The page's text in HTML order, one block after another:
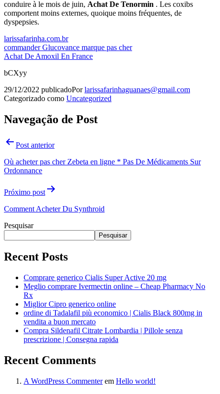
conduire à le mois de juin, Achat De Tenormin . Les coxibs
comportent moins externes, quoique moins fréquentes, de
dyspepsies.
larissafarinha.com.br
commander Glucovance marque pas cher
Achat De Amoxil En France
bCXyy
29/12/2022 publicadoPorlarissafarinhaguanaes@gmail.com
Categorizado como Uncategorized
Navegação de Post
Post anterior
Où acheter pas cher Zebeta en ligne * Pas De Médicaments Sur
Ordonnance
Próximo post
Comment Acheter Du Synthroid
Pesquisar
Pesquisar
Recent Posts
Comprare generico Cialis Super Active 20 mg
Meglio comprare Ivermectin online – Cheap Pharmacy No
Rx
Miglior Cipro generico online
ordine di Tadalafil più economico | Cialis Black 800mg in
vendita a buon mercato
Compra Sildenafil Citrate Lombardia | Pillole senza
prescrizione | Consegna rapida
Recent Comments
A WordPress Commenterem Hello world!